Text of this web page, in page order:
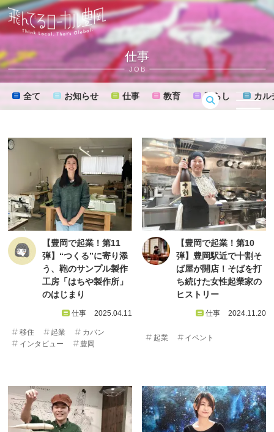
仕事
JOB
全て お知らせ 仕事 教育 暮らし カル
【豊岡で起業！第11
弾】“つくる”に寄り添
う、鞄のサンプル製作
工房「はちや製作所」
のはじまり
仕事 2025.04.11
移住 起業
カバン
インタビュー
豊岡
【豊岡で起業！第10
弾】豊岡駅近で十割そ
ば屋が開店！そばを打
ち続けた女性起業家の
ヒストリー
仕事 2024.11.20
起業 イベント